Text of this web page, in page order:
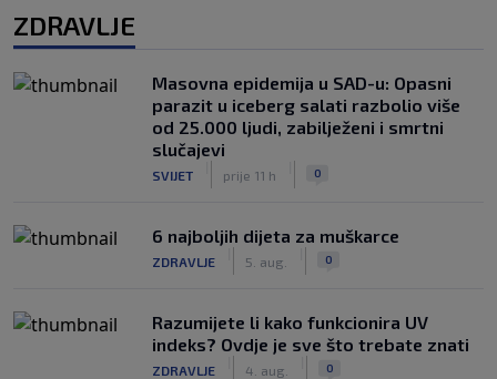
ZDRAVLJE
Masovna epidemija u SAD-u: Opasni
parazit u iceberg salati razbolio više
od 25.000 ljudi, zabilježeni i smrtni
slučajevi
SVIJET prije 11 h 0
6 najboljih dijeta za muškarce
ZDRAVLJE 5. aug. 0
Razumijete li kako funkcionira UV
indeks? Ovdje je sve što trebate znati
ZDRAVLJE 4. aug. 0